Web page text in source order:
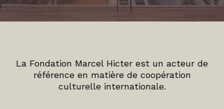
La Fondation Marcel Hicter est un acteur de
référence en matière de coopération
culturelle internationale.